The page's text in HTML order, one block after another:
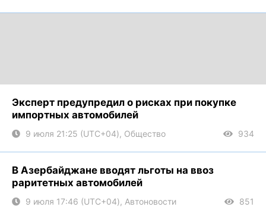
Эксперт предупредил о рисках при покупке
импортных автомобилей
9 июля 21:25 (UTC+04), Общество 934
В Азербайджане вводят льготы на ввоз
раритетных автомобилей
9 июля 17:46 (UTC+04), Автоновости 851